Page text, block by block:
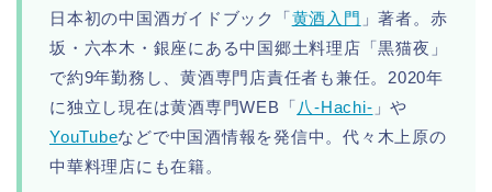
日本初の中国酒ガイドブック「黄酒入門 」著者。赤
坂・六本木・銀座にある中国郷土料理店「黒猫夜」
で約9年勤務し、黄酒専門店責任者も兼任。2020年
に独立し現在は黄酒専門WEB「八-Hachi- 」や
YouTubeなどで中国酒情報を発信中。代々木上原の
中華料理店にも在籍。